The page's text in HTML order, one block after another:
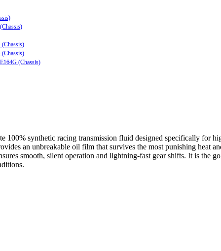
(Chassis)
(Chassis)
(Chassis)
100% synthetic racing transmission fluid designed specifically for
an unbreakable oil film that survives the most punishing heat
smooth, silent operation and lightning-fast gear shifts. It is the